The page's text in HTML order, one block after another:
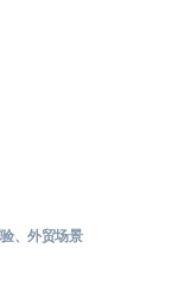
、外贸场景